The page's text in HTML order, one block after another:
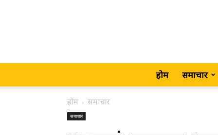
होम समाचार
होम समाचार
समाचार